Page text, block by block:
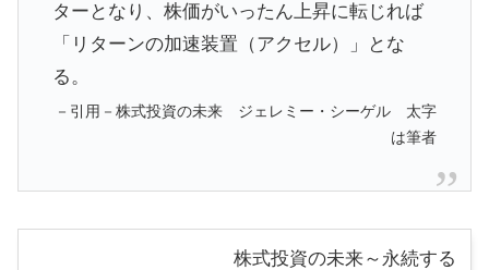
ターとなり、株価がいったん上昇に転じれば
「リターンの加速装置（アクセル）」とな
る。
－引用－株式投資の未来 ジェレミー・シーゲル 太字
は筆者
株式投資の未来～永続する